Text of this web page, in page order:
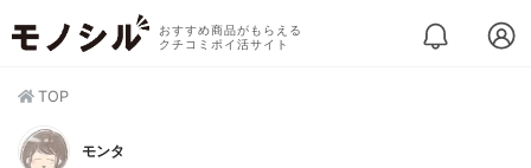
おすすめ商品がもらえる
クチコミポイ活サイト
TOP
モンタ